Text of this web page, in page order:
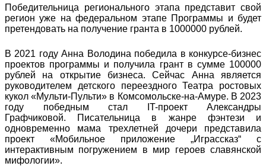
Победительница регионального этапа представит свой
регион уже на федеральном этапе Программы и будет
претендовать на получение гранта в 1000000 рублей.
В 2021 году Анна Володина победила в конкурсе-бизнес
проектов программы и получила грант в сумме 100000
рублей на открытие бизнеса. Сейчас Анна является
руководителем детского переездного Театра ростовых
кукол «Мульти-Пульти» в Комсомольске-на-Амуре. В 2023
году победным стал IT-проект Александры
Графчиковой. Писательница в жанре фэнтези и
одновременно мама трехлетней дочери представила
проект «Мобильное приложение „Играссказ“ с
интерактивным погружением в мир героев славянской
мифологии».